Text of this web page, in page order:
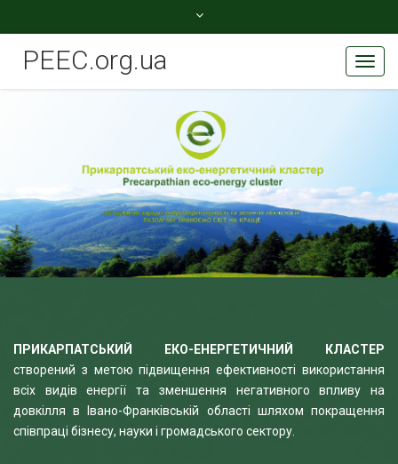
+380506077780
PEEC.org.ua
ПРИКАРПАТСЬКИЙ ЕКО-ЕНЕРГЕТИЧНИЙ КЛАСТЕР
створений з метою підвищення ефективності використання
всіх видів енергії та зменшення негативного впливу на
довкілля в Івано-Франківській області шляхом покращення
співпраці бізнесу, науки і громадського сектору.